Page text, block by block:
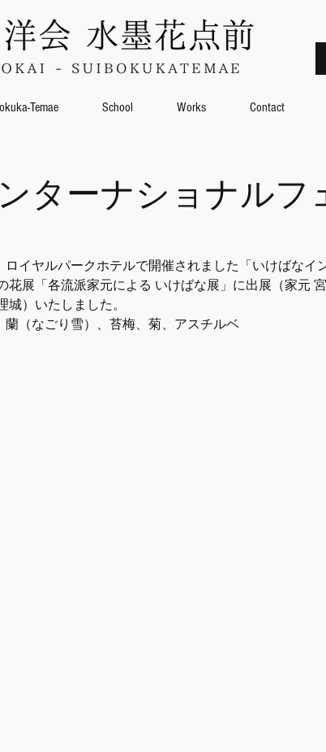
Temae School Works Contact
ターナショナルフ
イヤルパークホテルで開催されました「いけばなイ
花展「各流派家元による いけばな展」に出展（家元
）いたしました。
（なごり雪）、苔梅、菊、アスチルベ